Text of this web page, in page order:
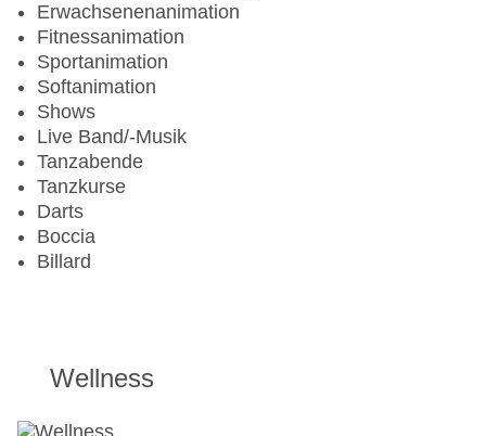
Erwachsenenanimation
Fitnessanimation
Sportanimation
Softanimation
Shows
Live Band/-Musik
Tanzabende
Tanzkurse
Darts
Boccia
Billard
Wellness